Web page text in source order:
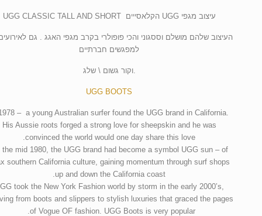
עיצוב מגפי UGG הקלאסייים UGG CLASSIC TALL AND SHORT
העיצוב שלהם מושלם וססגוני והכי פופולרי בקרב מגפי האגג . גם
למפגשים חברתיים
.וקור גשום \ שלג
UGG BOOTS
– a young Australian surfer found the UGG brand in California.
His Aussie roots forged a strong love for sheepskin and he was
convinced the world would one day share this love.
the mid 1980, the UGG brand had become a symbol UGG sun – of
southern California culture, gaining momentum through surf shops
up and down the California coast.
took the New York Fashion world by storm in the early 2000’s,
from boots and slippers to stylish luxuries that graced the pages
of Vogue OF fashion. UGG Boots is very popular.